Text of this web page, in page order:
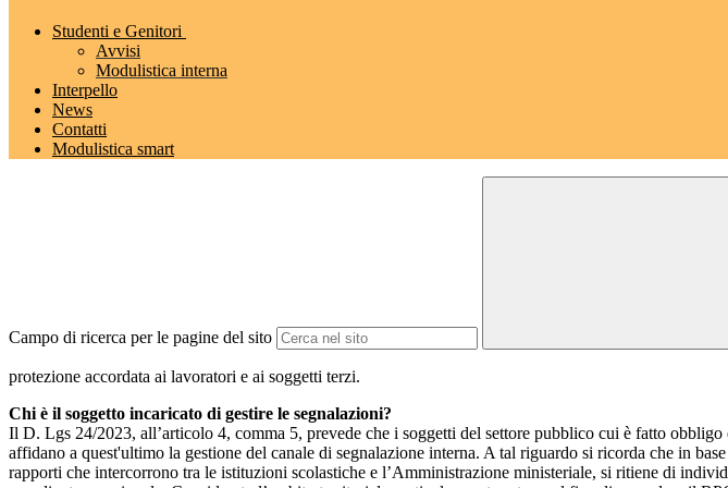
Studenti e Genitori
Avvisi
Modulistica interna
Interpello
News
Contatti
Modulistica smart
Campo di ricerca per le pagine del sito
protezione accordata ai lavoratori e ai soggetti terzi.
Chi è il soggetto incaricato di gestire le segnalazioni?
Il D. Lgs 24/2023, all’articolo 4, comma 5, prevede che i soggetti del settore pubblico cui è fatto
affidano a quest'ultimo la gestione del canale di segnalazione interna. A tal riguardo si ricorda che in
rapporti che intercorrono tra le istituzioni scolastiche e l’Amministrazione ministeriale, si ritiene di